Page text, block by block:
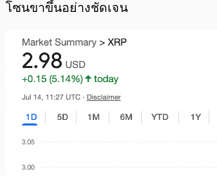
โซนขาขึ้นอย่างชัดเจน